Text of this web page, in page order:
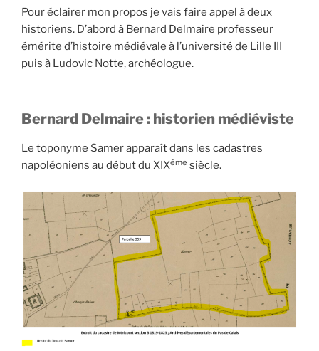
un
texte
de
1247
Louis) »
Pour éclairer mon propos je vais faire appel à deux
historiens. D’abord à Bernard Delmaire professeur
émérite d’histoire médiévale à l’université de Lille III
puis à Ludovic Notte, archéologue.
Bernard Delmaire : historien médiéviste
Le toponyme Samer apparaît dans les cadastres
napoléoniens au début du XIXème siècle.